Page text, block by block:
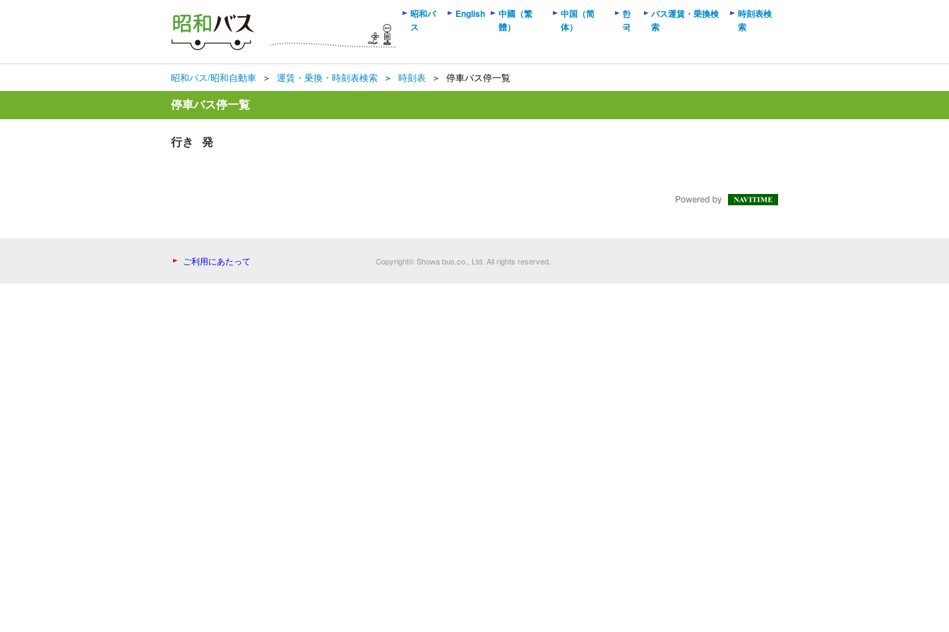
昭和バス/昭和自動車 ＞ 運賃・乗換・時刻表検索 ＞ 時刻表 ＞ 停車バス停一覧
停車バス停一覧
行き 発
昭和バ
ス
English
中國（繁
體）
中国（简
体）
한
국
バス運賃・乗換検
索
時刻表検
索
ご利用にあたって Copyright© Showa bus.co., Ltd. All rights reserved.